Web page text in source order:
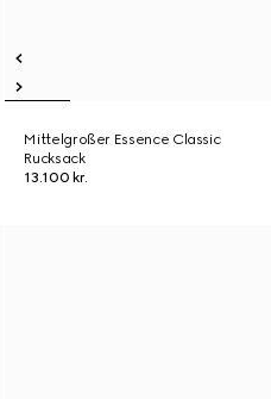
Mittelgroßer Essence Classic
Rucksack
13.100 kr.